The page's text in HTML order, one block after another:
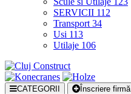
SERVICII 112
Transport 34
Usi 113
Utilaje 106
CATEGORII Înscriere firmă